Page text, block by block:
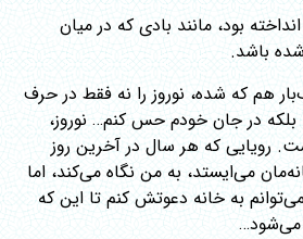
بود، مانند بادی که در میان
باشد.
هم که شده، نوروز را نه فقط در حرف
در جان خودم حس کنم… نوروز،
رویایی که هر سال در آخرین روز
می‌ایستد، به من نگاه می‌کند، اما
به خانه دعوتش کنم تا این که
می‌شود…